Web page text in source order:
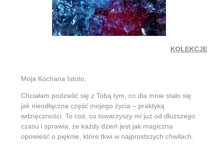
KOLEKCJE
Moja Kochana Istoto,
Chciałam podzielić się z Tobą tym, co dla mnie stało się
jak nieodłączna część mojego życia – praktyką
wdzięczności. To coś, co towarzyszy mi już od dłuższego
czasu i sprawia, że każdy dzień jest jak magiczna
opowieść o pięknie, które tkwi w najprostszych chwilach.